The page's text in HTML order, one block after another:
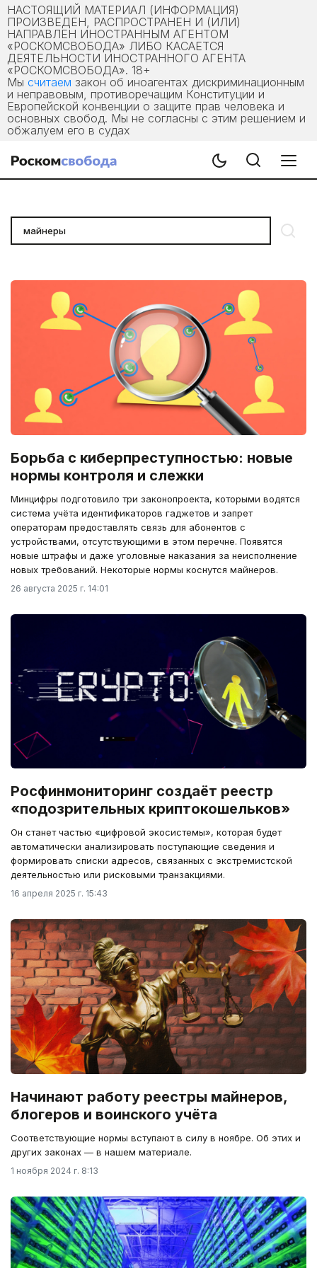
НАСТОЯЩИЙ МАТЕРИАЛ (ИНФОРМАЦИЯ)
ПРОИЗВЕДЕН, РАСПРОСТРАНЕН И (ИЛИ)
НАПРАВЛЕН ИНОСТРАННЫМ АГЕНТОМ
«РОСКОМСВОБОДА» ЛИБО КАСАЕТСЯ
ДЕЯТЕЛЬНОСТИ ИНОСТРАННОГО АГЕНТА
«РОСКОМСВОБОДА». 18+
Мы считаем закон об иноагентах дискриминационным
и неправовым, противоречащим Конституции и
Европейской конвенции о защите прав человека и
основных свобод. Мы не согласны с этим решением и
обжалуем его в судах
Борьба с киберпреступностью: новые
нормы контроля и слежки
Минцифры подготовило три законопроекта, которыми водятся
система учёта идентификаторов гаджетов и запрет
операторам предоставлять связь для абонентов с
устройствами, отсутствующими в этом перечне. Появятся
новые штрафы и даже уголовные наказания за неисполнение
новых требований. Некоторые нормы коснутся майнеров.
26 августа 2025 г. 14:01
Росфинмониторинг создаёт реестр
«подозрительных криптокошельков»
Он станет частью «цифровой экосистемы», которая будет
автоматически анализировать поступающие сведения и
формировать списки адресов, связанных с экстремистской
деятельностью или рисковыми транзакциями.
16 апреля 2025 г. 15:43
Начинают работу реестры майнеров,
блогеров и воинского учёта
Соответствующие нормы вступают в силу в ноябре. Об этих и
других законах — в нашем материале.
1 ноября 2024 г. 8:13